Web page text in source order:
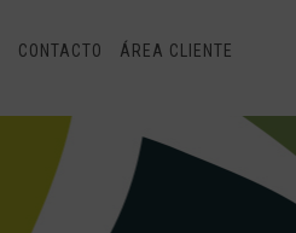
CONTACTO ÁREA CLIENTE